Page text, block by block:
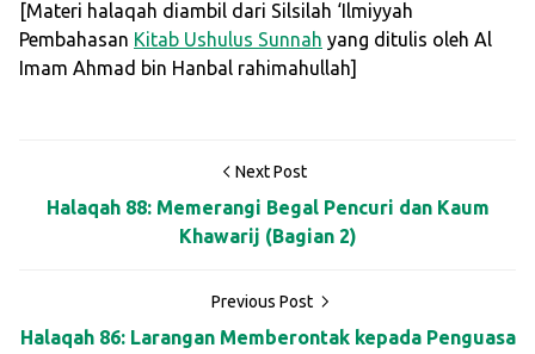
[Materi halaqah diambil dari Silsilah ‘Ilmiyyah
Pembahasan Kitab Ushulus Sunnah yang ditulis oleh Al
Imam Ahmad bin Hanbal rahimahullah]
Next Post
Halaqah 88: Memerangi Begal Pencuri dan Kaum
Khawarij (Bagian 2)
Previous Post
Halaqah 86: Larangan Memberontak kepada Penguasa